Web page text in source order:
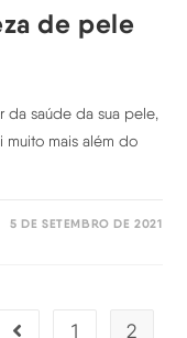
de pele
da saúde da sua pele,
muito mais além do
5 DE SETEMBRO DE 2021
1 2